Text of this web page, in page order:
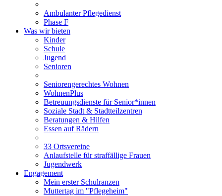
Ambulanter Pflegedienst
Phase F
Was wir bieten
Kinder
Schule
Jugend
Senioren
Seniorengerechtes Wohnen
WohnenPlus
Betreuungsdienste für Senior*innen
Soziale Stadt & Stadtteilzentren
Beratungen & Hilfen
Essen auf Rädern
33 Ortsvereine
Anlaufstelle für straffällige Frauen
Jugendwerk
Engagement
Mein erster Schulranzen
Muttertag im "Pflegeheim"